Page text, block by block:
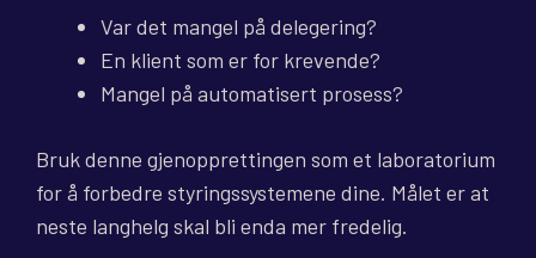
Var det mangel på delegering?
En klient som er for krevende?
Mangel på automatisert prosess?
Bruk denne gjenopprettingen som et laboratorium
for å forbedre styringssystemene dine. Målet er at
neste langhelg skal bli enda mer fredelig.